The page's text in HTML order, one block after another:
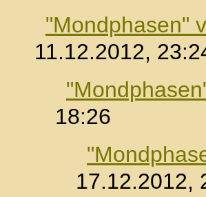
"Mondphasen"
11.12.2012,
18:26
17.12.2012,